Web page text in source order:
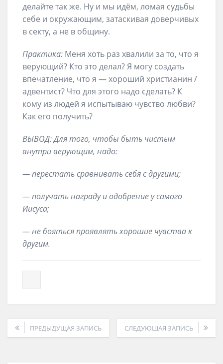
делайте так же. Ну и мы идём, ломая судьбы
себе и окружающим, затаскивая доверчивых
в секту, а не в общину.
Практика: Меня хоть раз хвалили за то, что я
верующий? Кто это делал? Я могу создать
впечатление, что я — хороший христианин /
адвентист? Что для этого надо сделать? К
кому из людей я испытываю чувство любви?
Как его получить?
ВЫВОД: Длятого, чтобы быть чистым
внутри верующим, надо:
— перестатьсравнивать себя с другими;
—получать награду и одобрение у самого
Иисуса;
—не бояться проявлять хорошие чувства к
другим.
ПРЕДЫДУЩАЯ ЗАПИСЬ СЛЕДУЮЩАЯ ЗАПИСЬ